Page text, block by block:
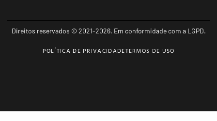
Direitos reservados © 2021-2026. Em conformidade com a LGPD.
POLÍTICA DE PRIVACIDADETERMOS DE USO